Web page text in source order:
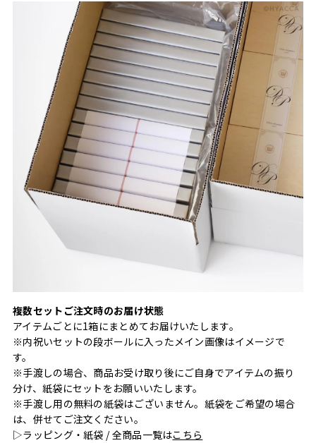
複数セットご注文時のお届け状態
アイテムごとに1箱にまとめてお届けいたします。
※内祝いセットの段ボールに入ったメイン画像はイメージで
す。
※手渡しの場合、商品お受け取り後にご自身でアイテムの振り
分け、紙袋にセットをお願いいたします。
※手渡し用の無料の紙袋はございません。紙袋をご希望の場合
は、併せてご注文ください。
▷ラッピング・紙袋 / 全商品一覧はこちら